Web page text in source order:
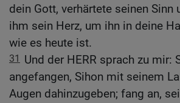
dein Gott, verhärtete seinen Sinn
ihm sein Herz, um ihn in deine
wie es heute ist.
31
Und der HERR sprach zu mir:
angefangen, Sihon mit seinem
Augen dahinzugeben; fang an,